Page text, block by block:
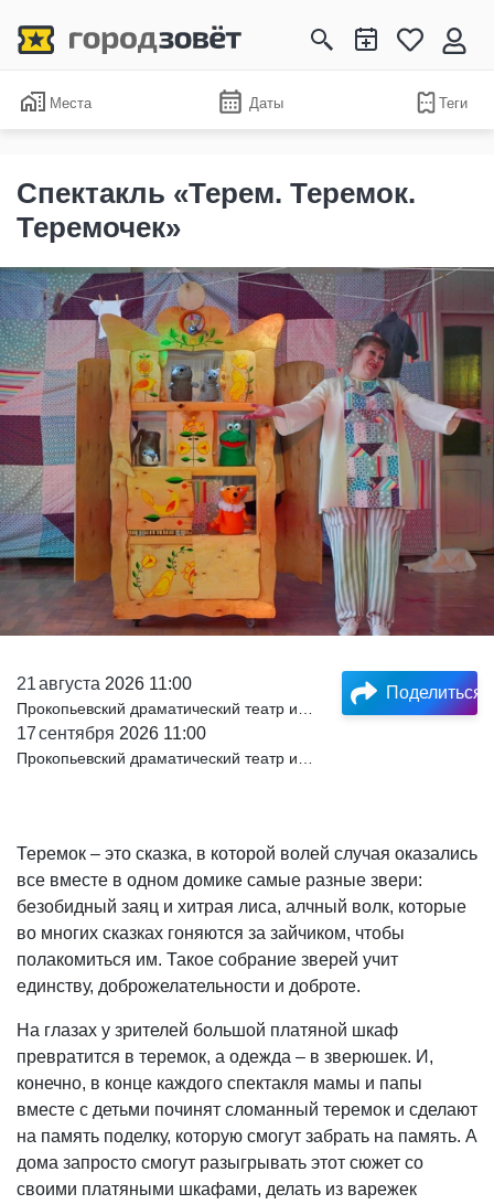
Места Даты Теги
Спектакль «Терем. Теремок.
Теремочек»
21августа 2026 11:00
17сентября 2026 11:00
Поделиться
Теремок – это сказка, в которой волей случая оказались
все вместе в одном домике самые разные звери:
безобидный заяц и хитрая лиса, алчный волк, которые
во многих сказках гоняются за зайчиком, чтобы
полакомиться им. Такое собрание зверей учит
единству, доброжелательности и доброте.
На глазах у зрителей большой платяной шкаф
превратится в теремок, а одежда – в зверюшек. И,
конечно, в конце каждого спектакля мамы и папы
вместе с детьми починят сломанный теремок и сделают
на память поделку, которую смогут забрать на память. А
дома запросто смогут разыгрывать этот сюжет со
своими платяными шкафами, делать из варежек